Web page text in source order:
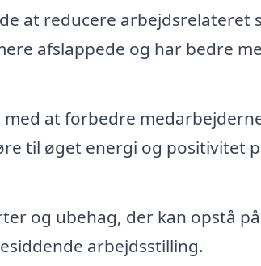
at reducere arbejdsrelateret
afslappede og har bedre
at forbedre
til øget energi og positivitet
og ubehag, der kan opstå på
arbejdsstilling.